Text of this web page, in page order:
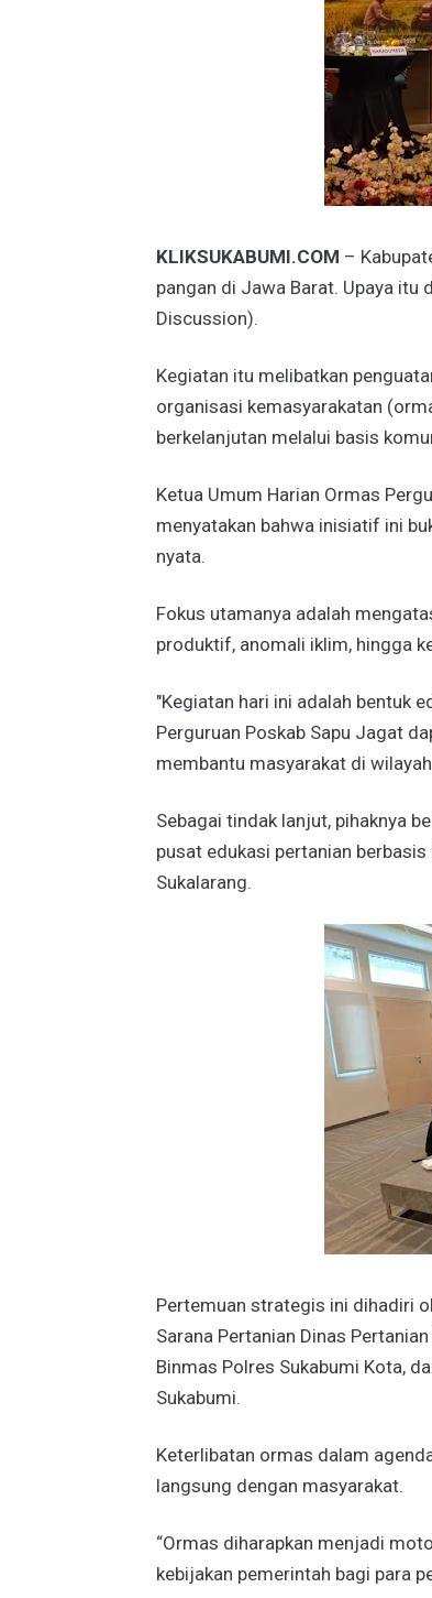
KLIKSUKABUMI.COM –
pangan di Jawa Barat. Upaya itu
Discussion).
Kegiatan itu melibatkan
organisasi kemasyarakatan
berkelanjutan melalui basis
​Ketua Umum Harian Ormas
menyatakan bahwa inisiatif ini
nyata.
Fokus utamanya adalah
produktif, anomali iklim, hingga
​"Kegiatan hari ini adalah bentuk
Perguruan Poskab Sapu Jagat
membantu masyarakat di
​Sebagai tindak lanjut, pihaknya
pusat edukasi pertanian
Sukalarang.
​Pertemuan strategis ini dihadiri
Sarana Pertanian Dinas
Binmas Polres Sukabumi Kota,
Sukabumi.
​Keterlibatan ormas dalam
langsung dengan masyarakat.
“Ormas diharapkan menjadi
kebijakan pemerintah bagi para